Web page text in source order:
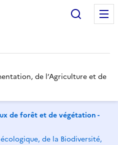
de l’Agriculture et de
de forêt et de végétation -
de la Biodiversité,